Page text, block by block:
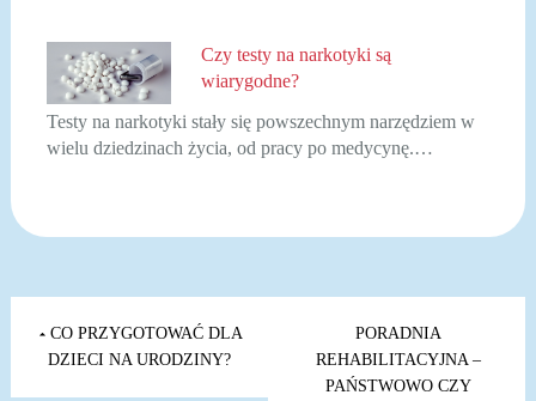
Czy testy na narkotyki są
wiarygodne?
Testy na narkotyki stały się powszechnym narzędziem w
wielu dziedzinach życia, od pracy po medycynę.…
Nawigacja
wpisu
CO PRZYGOTOWAĆ DLA
DZIECI NA URODZINY?
PORADNIA
REHABILITACYJNA –
PAŃSTWOWO CZY